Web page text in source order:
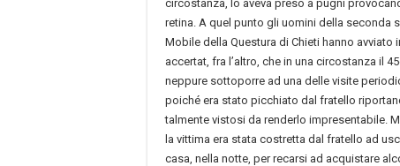
circostanza, lo aveva preso a pugni
retina. A quel punto gli uomini della seconda
Mobile della Questura di Chieti hanno avviato
accertat, fra l’altro, che in una circostanza il
neppure sottoporre ad una delle visite
poiché era stato picchiato dal fratello
talmente vistosi da renderlo impresentabile.
la vittima era stata costretta dal fratello ad
casa, nella notte, per recarsi ad acquistare